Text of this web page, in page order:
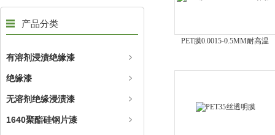
产品分类
有溶剂浸渍绝缘漆
绝缘漆
无溶剂绝缘浸渍漆
1640聚酯硅钢片漆
PET膜0.0015-0.5MM耐高温